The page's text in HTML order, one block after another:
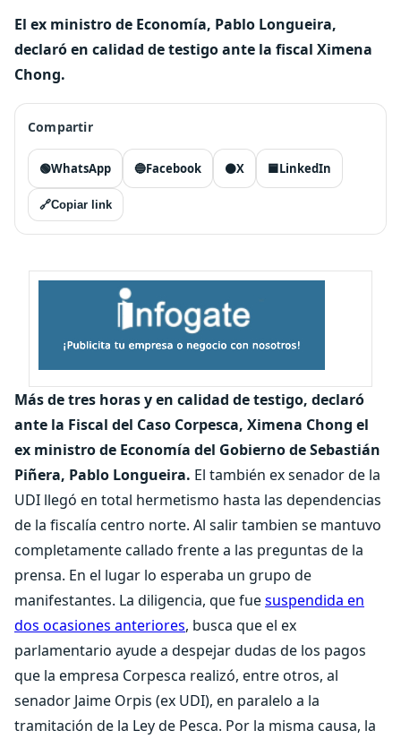
El ex ministro de Economía, Pablo Longueira,
declaró en calidad de testigo ante la fiscal Ximena
Chong.
Compartir
🟢WhatsApp 🔵Facebook ⚫X 🟦LinkedIn
🔗Copiar link
Más de tres horas y en calidad de testigo, declaró
ante la Fiscal del Caso Corpesca, Ximena Chong el
ex ministro de Economía del Gobierno de Sebastián
Piñera, Pablo Longueira. El también ex senador de la
UDI llegó en total hermetismo hasta las dependencias
de la fiscalía centro norte. Al salir tambien se mantuvo
completamente callado frente a las preguntas de la
prensa. En el lugar lo esperaba un grupo de
manifestantes. La diligencia, que fuesuspendida en
dos ocasiones anteriores, busca que el ex
parlamentario ayude a despejar dudas de los pagos
que la empresa Corpesca realizó, entre otros, al
senador Jaime Orpis (ex UDI), en paralelo a la
tramitación de la Ley de Pesca. Por la misma causa, la